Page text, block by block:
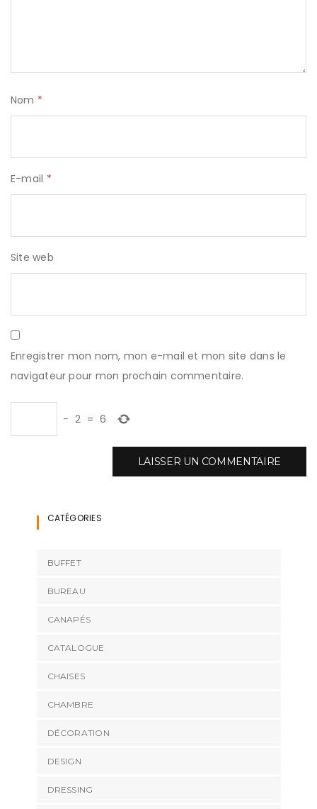
Nom *
E-mail *
Site web
Enregistrer mon nom, mon e-mail et mon site dans le
navigateur pour mon prochain commentaire.
− 2 = 6
CATÉGORIES
BUFFET
BUREAU
CANAPÉS
CATALOGUE
CHAISES
CHAMBRE
DÉCORATION
DESIGN
DRESSING